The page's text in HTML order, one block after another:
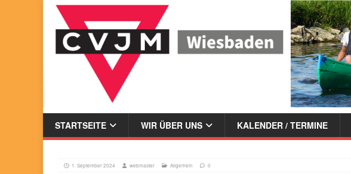
STARTSEITE WIR ÜBER UNS KALENDER / TERMINE
1. September 2024 webmaster Allgemein 0